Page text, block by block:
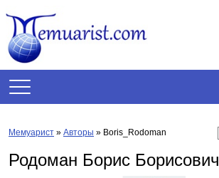
Мемуарист » Авторы » Boris_Rodoman
Родоман Борис Борисович